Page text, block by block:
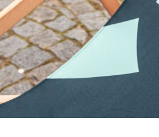
© 2026 Brána Jihlavy